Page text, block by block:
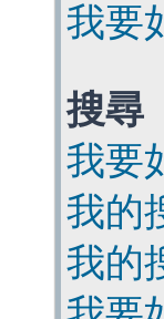
我要
搜尋
我要
我的
我的